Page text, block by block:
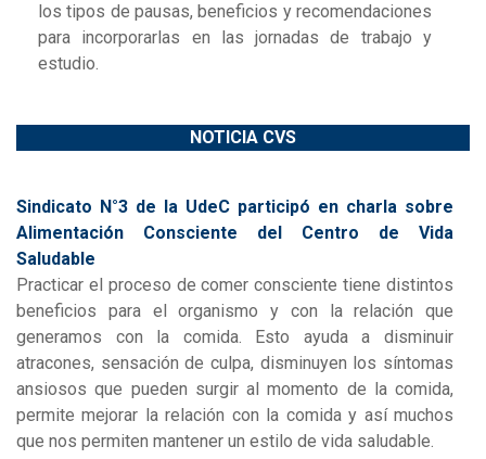
los tipos de pausas, beneficios y recomendaciones
para incorporarlas en las jornadas de trabajo y
estudio.
NOTICIA CVS
Sindicato N°3 de la UdeC participó en charla sobre
Alimentación Consciente del Centro de Vida
Saludable
Practicar el proceso de comer consciente tiene distintos
beneficios para el organismo y con la relación que
generamos con la comida. Esto ayuda a disminuir
atracones, sensación de culpa, disminuyen los síntomas
ansiosos que pueden surgir al momento de la comida,
permite mejorar la relación con la comida y así muchos
que nos permiten mantener un estilo de vida saludable.